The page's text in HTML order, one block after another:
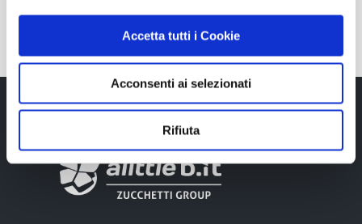
Accetta tutti i Cookie
Acconsenti ai selezionati
Rifiuta